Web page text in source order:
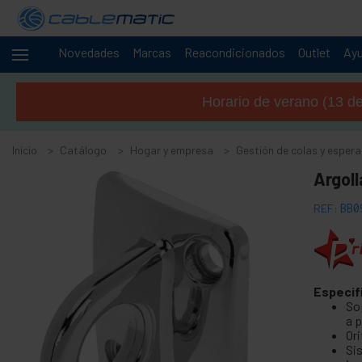
Novedades Marcas Reacondicionados Outlet
Cables +
servidores
Fotografía +
Herramientas
y ferretería
+
Seguridad,
Horario de verano (13
Inicio Catálogo Hogar y empresa Gestión de colas y
REF:
a